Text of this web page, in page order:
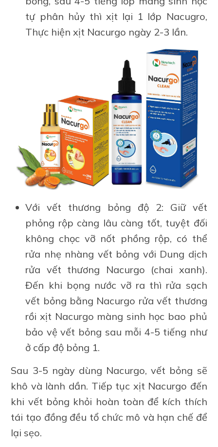
tự phân hủy thì xịt lại 1 lớp Nacugro,
Thực hiện xịt Nacurgo ngày 2-3 lần.
Với vết thương bỏng độ 2: Giữ vết
phỏng rộp càng lâu càng tốt, tuyệt đối
không chọc vỡ nốt phồng rộp, có thể
rửa nhẹ nhàng vết bỏng với Dung dịch
rửa vết thương Nacurgo (chai xanh).
Đến khi bọng nước vỡ ra thì rửa sạch
vết bỏng bằng Nacurgo rửa vết thương
rồi xịt Nacurgo màng sinh học bao phủ
bảo vệ vết bỏng sau mỗi 4-5 tiếng như
ở cấp độ bỏng 1.
Sau 3-5 ngày dùng Nacurgo, vết bỏng sẽ
khô và lành dần. Tiếp tục xịt Nacurgo đến
khi vết bỏng khỏi hoàn toàn để kích thích
tái tạo đồng đều tổ chức mô và hạn chế để
lại sẹo.